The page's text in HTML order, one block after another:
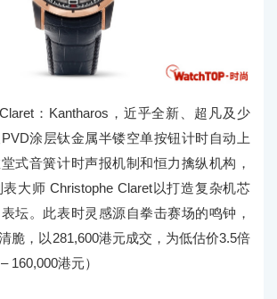
：Kantharos，近乎全新、超凡及少
涂层钛金属半镂空单按钮计时自动上
式音簧计时声报机制和恒力擒纵机构，
大师 Christophe Claret以打造复杂机芯
坛。此表时灵感源自拳击赛场的鸣钟，
脆，以281,600港元成交，为低估价3.5倍
160,000港元）